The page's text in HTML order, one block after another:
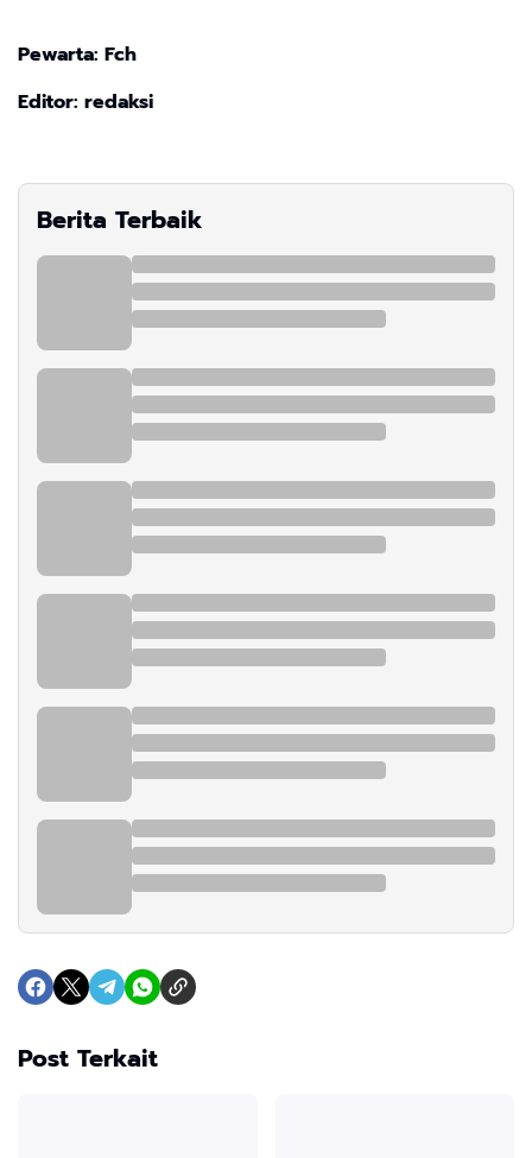
Pewarta: Fch
Editor: redaksi
Berita Terbaik
Post Terkait